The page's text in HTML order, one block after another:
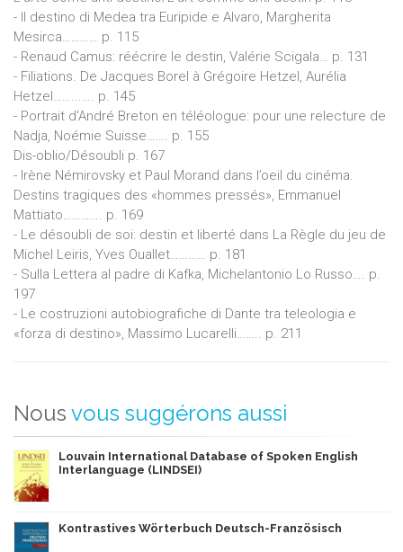
- Il destino di Medea tra Euripide e Alvaro, Margherita
Mesirca………… p. 115
- Renaud Camus: réécrire le destin, Valérie Scigala… p. 131
- Filiations. De Jacques Borel à Grégoire Hetzel, Aurélia
Hetzel……...…. p. 145
- Portrait d'André Breton en téléologue: pour une relecture de
Nadja, Noémie Suisse……. p. 155
Dis-oblio/Désoubli p. 167
- Irène Némirovsky et Paul Morand dans l’oeil du cinéma.
Destins tragiques des «hommes pressés», Emmanuel
Mattiato…………. p. 169
- Le désoubli de soi: destin et liberté dans La Règle du jeu de
Michel Leiris, Yves Ouallet………… p. 181
- Sulla Lettera al padre di Kafka, Michelantonio Lo Russo…. p.
197
- Le costruzioni autobiografiche di Dante tra teleologia e
«forza di destino», Massimo Lucarelli…….. p. 211
Nous vous suggérons aussi
Louvain International Database of Spoken English
Interlanguage (LINDSEI)
Kontrastives Wörterbuch Deutsch-Französisch